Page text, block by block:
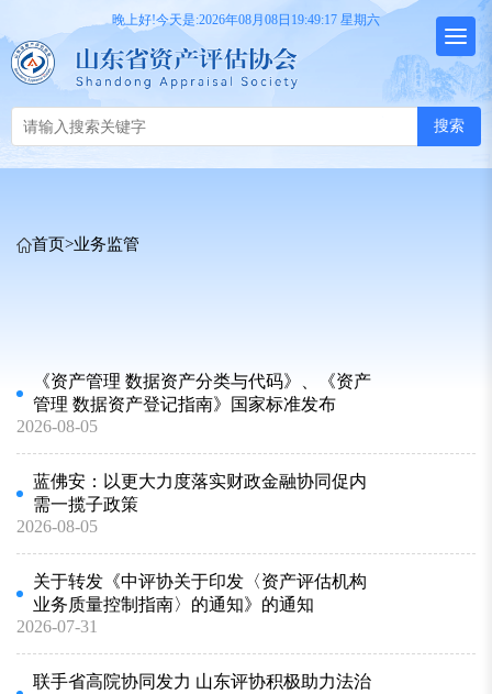
晚上好!今天是:2026年08月08日19:49:17 星期六
搜索
首页>业务监管
《资产管理 数据资产分类与代码》、《资产
管理 数据资产登记指南》国家标准发布
2026-08-05
蓝佛安：以更大力度落实财政金融协同促内
需一揽子政策
2026-08-05
关于转发《中评协关于印发〈资产评估机构
业务质量控制指南〉的通知》的通知
2026-07-31
联手省高院协同发力 山东评协积极助力法治